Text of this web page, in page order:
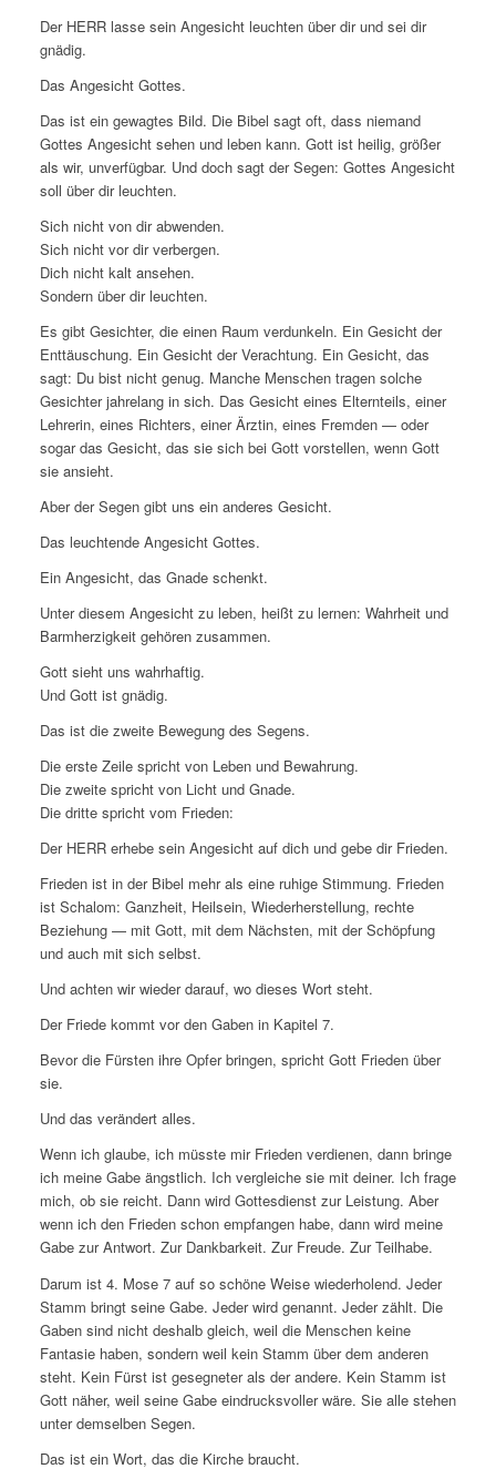
Der HERR lasse sein Angesicht leuchten über dir und sei dir
gnädig.
Das Angesicht Gottes.
Das ist ein gewagtes Bild. Die Bibel sagt oft, dass niemand
Gottes Angesicht sehen und leben kann. Gott ist heilig, größer
als wir, unverfügbar. Und doch sagt der Segen: Gottes Angesicht
soll über dir leuchten.
Sich nicht von dir abwenden.
Sich nicht vor dir verbergen.
Dich nicht kalt ansehen.
Sondern über dir leuchten.
Es gibt Gesichter, die einen Raum verdunkeln. Ein Gesicht der
Enttäuschung. Ein Gesicht der Verachtung. Ein Gesicht, das
sagt: Du bist nicht genug. Manche Menschen tragen solche
Gesichter jahrelang in sich. Das Gesicht eines Elternteils, einer
Lehrerin, eines Richters, einer Ärztin, eines Fremden — oder
sogar das Gesicht, das sie sich bei Gott vorstellen, wenn Gott
sie ansieht.
Aber der Segen gibt uns ein anderes Gesicht.
Das leuchtende Angesicht Gottes.
Ein Angesicht, das Gnade schenkt.
Unter diesem Angesicht zu leben, heißt zu lernen: Wahrheit und
Barmherzigkeit gehören zusammen.
Gott sieht uns wahrhaftig.
Und Gott ist gnädig.
Das ist die zweite Bewegung des Segens.
Die erste Zeile spricht von Leben und Bewahrung.
Die zweite spricht von Licht und Gnade.
Die dritte spricht vom Frieden:
Der HERR erhebe sein Angesicht auf dich und gebe dir Frieden.
Frieden ist in der Bibel mehr als eine ruhige Stimmung. Frieden
ist Schalom: Ganzheit, Heilsein, Wiederherstellung, rechte
Beziehung — mit Gott, mit dem Nächsten, mit der Schöpfung
und auch mit sich selbst.
Und achten wir wieder darauf, wo dieses Wort steht.
Der Friede kommt vor den Gaben in Kapitel 7.
Bevor die Fürsten ihre Opfer bringen, spricht Gott Frieden über
sie.
Und das verändert alles.
Wenn ich glaube, ich müsste mir Frieden verdienen, dann bringe
ich meine Gabe ängstlich. Ich vergleiche sie mit deiner. Ich frage
mich, ob sie reicht. Dann wird Gottesdienst zur Leistung. Aber
wenn ich den Frieden schon empfangen habe, dann wird meine
Gabe zur Antwort. Zur Dankbarkeit. Zur Freude. Zur Teilhabe.
Darum ist 4. Mose 7 auf so schöne Weise wiederholend. Jeder
Stamm bringt seine Gabe. Jeder wird genannt. Jeder zählt. Die
Gaben sind nicht deshalb gleich, weil die Menschen keine
Fantasie haben, sondern weil kein Stamm über dem anderen
steht. Kein Fürst ist gesegneter als der andere. Kein Stamm ist
Gott näher, weil seine Gabe eindrucksvoller wäre. Sie alle stehen
unter demselben Segen.
Das ist ein Wort, das die Kirche braucht.